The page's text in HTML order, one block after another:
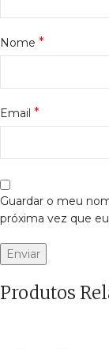
Nome *
Email *
Guardar o meu
próxima vez que
Produtos